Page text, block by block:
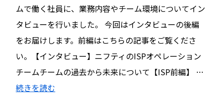
ムで働く社員に、業務内容やチーム環境についてイン
タビューを行いました。 今回はインタビューの後編
をお届けします。前編はこちらの記事をご覧くださ
い。【インタビュー】ニフティのISPオペレーション
チームチームの過去から未来について【ISP前編】 …
続きを読む